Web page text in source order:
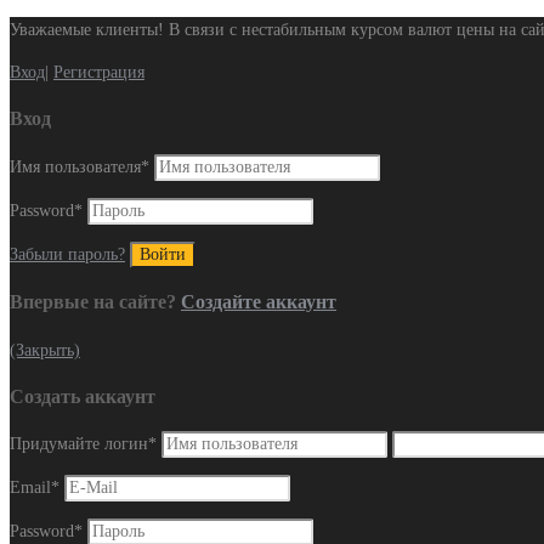
Уважаемые клиенты! В связи с нестабильным курсом валют цены на
Вход Регистрация
Вход
Имя пользователя*
Password *
Забыли пароль?
Впервые на сайте? Создайте аккаунт
(Закрыть)
Создать аккаунт
Придумайте логин*
Email*
Password*